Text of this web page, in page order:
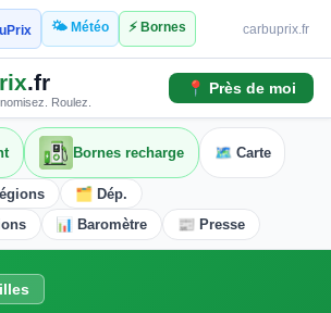
🌤️ Météo ⚡ Bornes carbuprix.fr
.fr
Roulez.
📍 Près de moi
Bornes recharge 🗺️ Carte
🗂️ Dép.
📊 Baromètre 📰 Presse